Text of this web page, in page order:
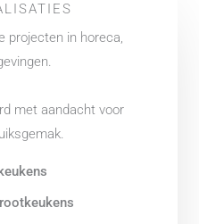
projecten in horeca,
met aandacht voor